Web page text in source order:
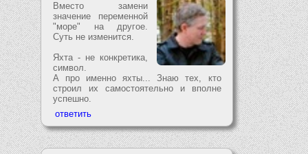
Вместо замени
значение переменной
"море" на другое.
Суть не изменится.
Яхта - не конкретика,
символ.
А про именно яхты... Знаю тех, кто
строил их самостоятельно и вполне
успешно.